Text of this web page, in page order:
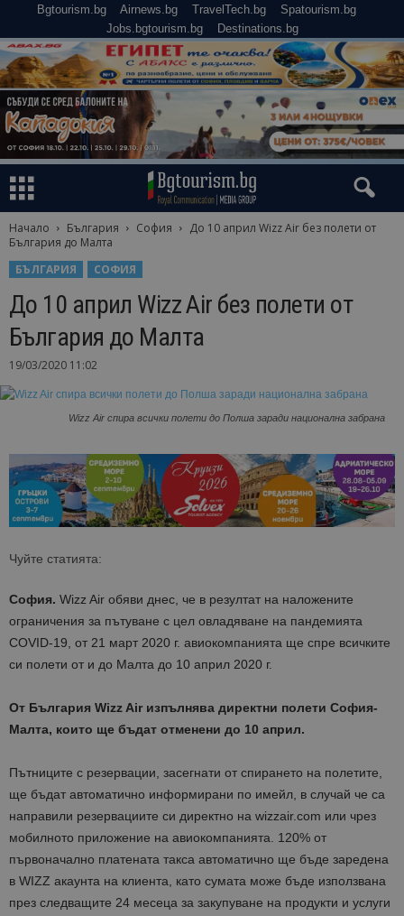
Bgtourism.bg Airnews.bg TravelTech.bg
Spatourism.bg
Jobs.bgtourism.bg
Destinations.bg
Начало България София
До 10 април Wizz Air без полети от
България до Малта
БЪЛГАРИЯ
СОФИЯ
До 10 април Wizz Air без полети от
България до Малта
19/03/2020 11:02
Wizz Air спира всички полети до Полша заради национална забрана
Чуйте статията:
София. Wizz Air обяви днес, че в резултат на наложените
ограничения за пътуване с цел овладяване на пандемията
COVID-19, от 21 март 2020 г. авиокомпанията ще спре всичките
си полети от и до Малта до 10 април 2020 г.
От България Wizz Air изпълнява директни полети София-
Малта, които ще бъдат отменени до 10 април.
Пътниците с резервации, засегнати от спирането на полетите,
ще бъдат автоматично информирани по имейл, в случай че са
направили резервациите си директно на wizzair.com или чрез
мобилното приложение на авиокомпанията. 120% от
първоначално платената такса автоматично ще бъде заредена
в WIZZ акаунта на клиента, като сумата може бъде използвана
през следващите 24 месеца за закупуване на продукти и услуги